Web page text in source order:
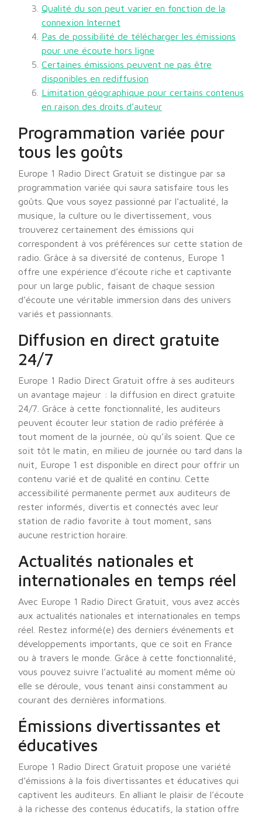
Qualité du son peut varier en fonction de la
connexion Internet
Pas de possibilité de télécharger les émissions
pour une écoute hors ligne
Certaines émissions peuvent ne pas être
disponibles en rediffusion
Limitation géographique pour certains contenus
en raison des droits d’auteur
Programmation variée pour
tous les goûts
Europe 1 Radio Direct Gratuit se distingue par sa
programmation variée qui saura satisfaire tous les
goûts. Que vous soyez passionné par l’actualité, la
musique, la culture ou le divertissement, vous
trouverez certainement des émissions qui
correspondent à vos préférences sur cette station de
radio. Grâce à sa diversité de contenus, Europe 1
offre une expérience d’écoute riche et captivante
pour un large public, faisant de chaque session
d’écoute une véritable immersion dans des univers
variés et passionnants.
Diffusion en direct gratuite
24/7
Europe 1 Radio Direct Gratuit offre à ses auditeurs
un avantage majeur : la diffusion en direct gratuite
24/7. Grâce à cette fonctionnalité, les auditeurs
peuvent écouter leur station de radio préférée à
tout moment de la journée, où qu’ils soient. Que ce
soit tôt le matin, en milieu de journée ou tard dans la
nuit, Europe 1 est disponible en direct pour offrir un
contenu varié et de qualité en continu. Cette
accessibilité permanente permet aux auditeurs de
rester informés, divertis et connectés avec leur
station de radio favorite à tout moment, sans
aucune restriction horaire.
Actualités nationales et
internationales en temps réel
Avec Europe 1 Radio Direct Gratuit, vous avez accès
aux actualités nationales et internationales en temps
réel. Restez informé(e) des derniers événements et
développements importants, que ce soit en France
ou à travers le monde. Grâce à cette fonctionnalité,
vous pouvez suivre l’actualité au moment même où
elle se déroule, vous tenant ainsi constamment au
courant des dernières informations.
Émissions divertissantes et
éducatives
Europe 1 Radio Direct Gratuit propose une variété
d’émissions à la fois divertissantes et éducatives qui
captivent les auditeurs. En alliant le plaisir de l’écoute
à la richesse des contenus éducatifs, la station offre